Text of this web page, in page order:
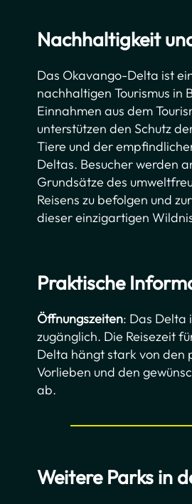
Nachhaltigkeit
Das Okavango-Delta ist
nachhaltigen Tourismus in
Einnahmen aus dem
unterstützen den Schutz
Tiere und der
Deltas. Besucher werden
Grundsätze des
Reisens zu befolgen und
dieser einzigartigen
Praktische
Öffnungszeiten: Das Delta
zugänglich. Die Reisezeit
Delta hängt stark von den
Vorlieben und den
ab.
Weitere Parks in